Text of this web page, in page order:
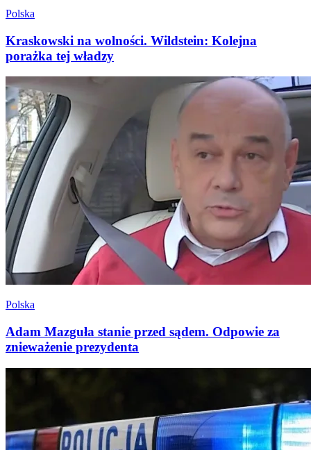
Polska
Kraskowski na wolności. Wildstein: Kolejna
porażka tej władzy
Polska
Adam Mazguła stanie przed sądem. Odpowie za
znieważenie prezydenta